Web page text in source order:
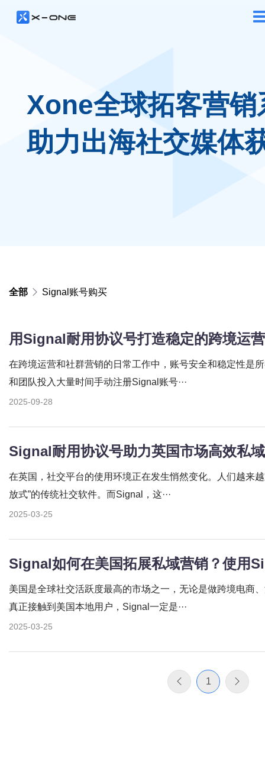
Xone全球拓客营销
助力出海社交媒体
全部 Signal账号购买
用Signal耐用协议号打造稳定的跨境运
在跨境运营和社群营销的日常工作中，账号安全和稳定性是
和团队投入大量时间手动注册Signal账号···
2025-09-28
Signal耐用协议号助力英国市场高效私
在英国，社交平台的使用环境正在发生悄然变化。人们越来
放式”的传统社交软件。而Signal，这···
2025-03-25
Signal如何在美国拓展私域营销？使用
美国是全球社交活跃度最高的市场之一，无论是做跨境电商
真正接触到美国本地用户，Signal一定是···
2025-03-25
1